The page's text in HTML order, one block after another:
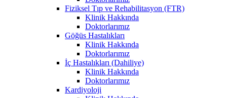
Fiziksel Tıp ve Rehabilitasyon (FTR)
Klinik Hakkında
Doktorlarımız
Göğüs Hastalıkları
Klinik Hakkında
Doktorlarımız
İç Hastalıkları (Dahiliye)
Klinik Hakkında
Doktorlarımız
Kardiyoloji